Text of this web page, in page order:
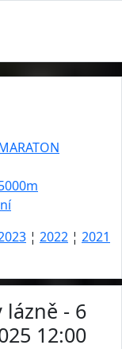
¦ 2022 ¦ 2021
- 6
12:00